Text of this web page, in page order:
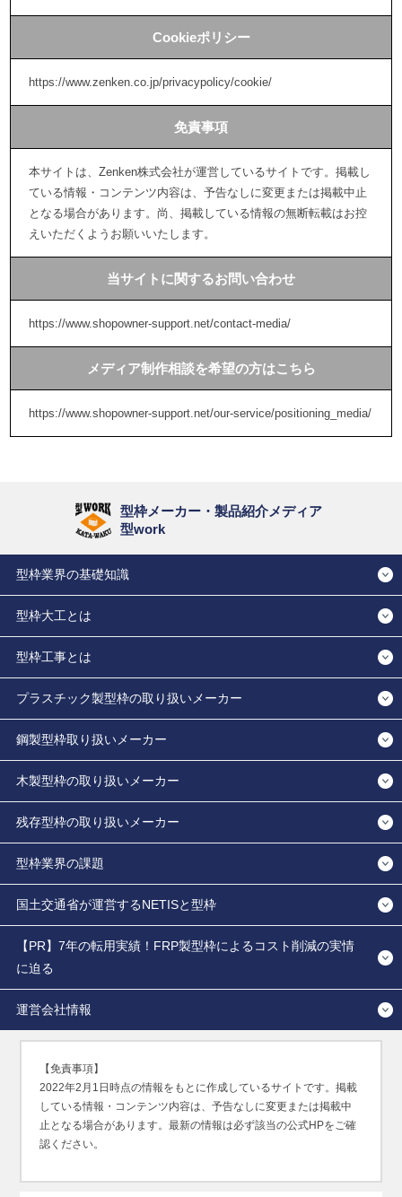
Cookieポリシー
https://www.zenken.co.jp/privacypolicy/cookie/
免責事項
本サイトは、Zenken株式会社が運営しているサイトです。掲載し
ている情報・コンテンツ内容は、予告なしに変更または掲載中止
となる場合があります。尚、掲載している情報の無断転載はお控
えいただくようお願いいたします。
当サイトに関するお問い合わせ
https://www.shopowner-support.net/contact-media/
メディア制作相談を希望の方はこちら
https://www.shopowner-support.net/our-service/positioning_media/
型枠メーカー・製品紹介メディア
型work
型枠業界の基礎知識
型枠大工とは
型枠工事とは
プラスチック製型枠の取り扱いメーカー
鋼製型枠取り扱いメーカー
木製型枠の取り扱いメーカー
残存型枠の取り扱いメーカー
型枠業界の課題
国土交通省が運営するNETISと型枠
【PR】7年の転用実績！FRP製型枠によるコスト削減の実情
に迫る
運営会社情報
【免責事項】
2022年2月1日時点の情報をもとに作成しているサイトです。掲載
している情報・コンテンツ内容は、予告なしに変更または掲載中
止となる場合があります。最新の情報は必ず該当の公式HPをご確
認ください。